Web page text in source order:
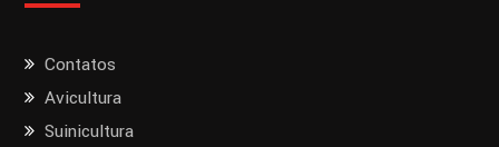
Contatos
Avicultura
Suinicultura